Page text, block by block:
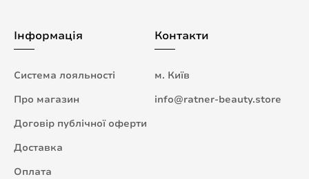
Інформація
Система лояльності
Про магазин
Договір публічної оферти
Доставка
Оплата
Контакти
м. Київ
info@ratner-beauty.store